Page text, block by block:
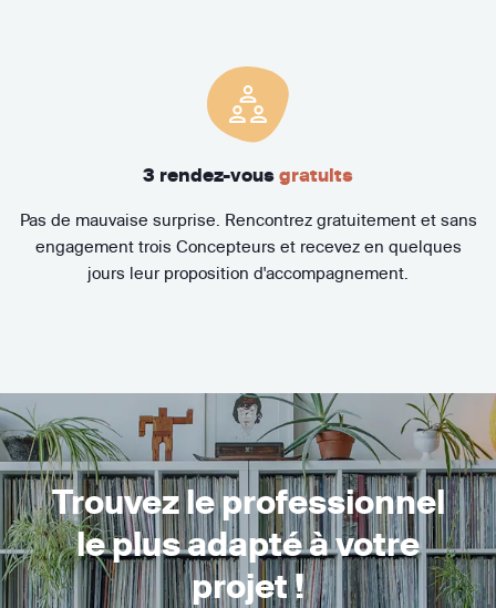
3 rendez-vous gratuits
Pas de mauvaise surprise. Rencontrez gratuitement et sans
engagement trois Concepteurs et recevez en quelques
jours leur proposition d'accompagnement.
Trouvez le professionnel
le plus adapté à votre
projet !